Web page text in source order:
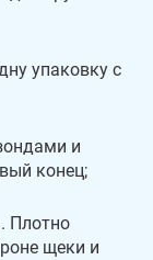
упаковку с
и
конец;
Плотно
щеки и